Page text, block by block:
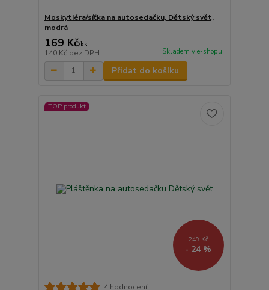
Moskytiéra/síťka na autosedačku, Dětský svět,
modrá
169 Kč/ks
140 Kč bez DPH Skladem v e-shopu
Přidat do košíku
TOP produkt
249 Kč
- 24 %
4 hodnocení